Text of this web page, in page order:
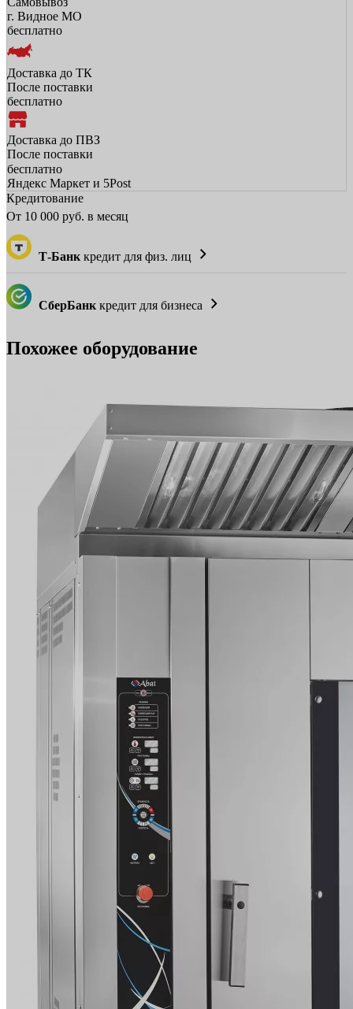
г. Видное МО
бесплатно
Доставка до ТК
После поставки
бесплатно
Доставка до ПВЗ
После поставки
бесплатно
Яндекс Маркет и 5Post
Кредитование
От 10 000 руб. в месяц
Т-Банк кредит для физ. лиц
СберБанк кредит для бизнеса
Похожее оборудование